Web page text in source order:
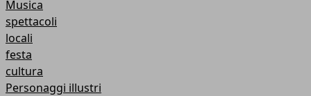
Musica
spettacoli
locali
festa
cultura
Personaggi illustri